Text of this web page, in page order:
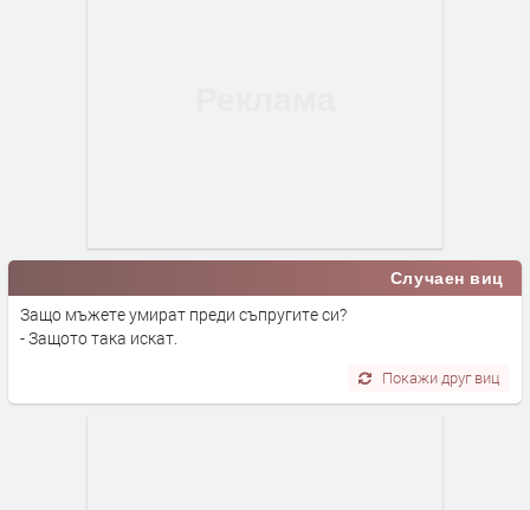
Случаен виц
Защо мъжете умират преди съпругите си?
- Защото така искат.
Покажи друг виц